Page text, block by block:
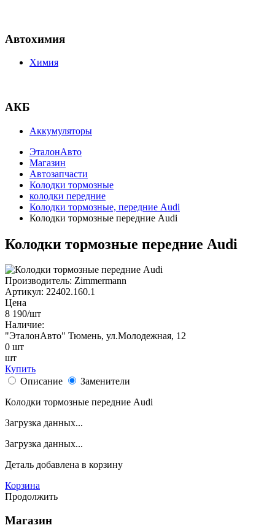
Автохимия
Химия
АКБ
Аккумуляторы
ЭталонАвто
Магазин
Автозапчасти
Колодки тормозные
колодки передние
Колодки тормозные, передние Audi
Колодки тормозные передние Audi
Колодки тормозные передние Audi
Производитель: Zimmermann
Артикул: 22402.160.1
Цена
8 190/шт
Наличие:
"ЭталонАвто" Тюмень, ул.Молодежная, 12
0 шт
шт
Купить
Описание
Заменители
Колодки тормозные передние Audi
Загрузка данных...
Загрузка данных...
Деталь добавлена в корзину
Корзина
Продолжить
Магазин